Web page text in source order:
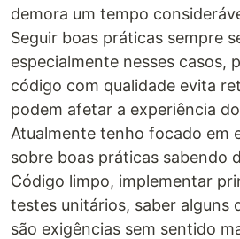
demora um tempo
Seguir boas práticas sempre
especialmente nesses casos,
código com qualidade evita
podem afetar a experiência
Atualmente tenho focado em
sobre boas práticas sabendo
Código limpo, implementar
testes unitários, saber alguns
são exigências sem sentido